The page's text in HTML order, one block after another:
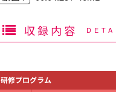
収録内容
研修プログラム